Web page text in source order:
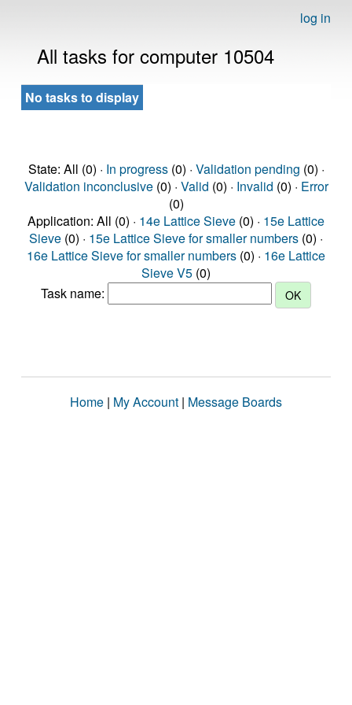
log in
All tasks for computer 10504
No tasks to display
State: All (0) · In progress(0) · Validation pending (0) ·
Validation inconclusive(0) · Valid (0) · Invalid (0) · Error
(0)
Application: All (0) · 14e Lattice Sieve (0) · 15e Lattice
Sieve (0) · 15e Lattice Sieve for smaller numbers (0) ·
16e Lattice Sieve for smaller numbers (0) · 16e Lattice
Sieve V5 (0)
Task name:
Home | My Account | Message Boards